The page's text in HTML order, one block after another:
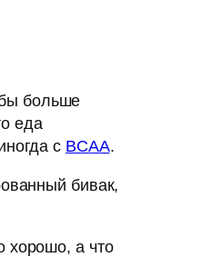
больше
еда
с BCAA.
бивак,
хорошо, а что